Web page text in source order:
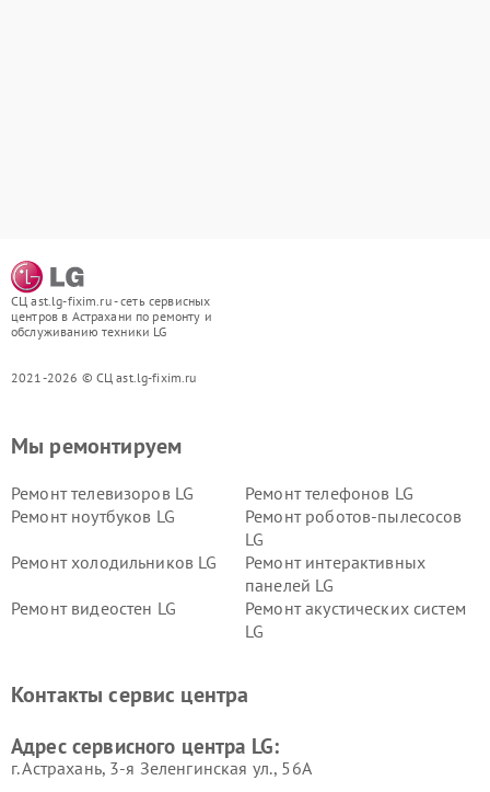
СЦ ast.lg-fixim.ru - сеть сервисных
центров в Астрахани по ремонту и
обслуживанию техники LG
2021-2026 © СЦ ast.lg-fixim.ru
Мы ремонтируем
Ремонт телевизоров LG
Ремонт телефонов LG
Ремонт ноутбуков LG
Ремонт роботов-пылесосов
LG
Ремонт холодильников LG
Ремонт интерактивных
панелей LG
Ремонт видеостен LG
Ремонт акустических систем
LG
Ремонт морозильных камер
Ремонт вертикальных
Контакты сервис центра
Адрес сервисного центра LG:
г. Астрахань, 3-я Зеленгинская ул., 56А